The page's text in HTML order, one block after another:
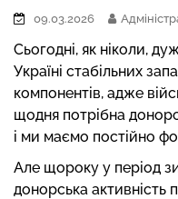
09.03.2026
Сьогодні, як ніколи,
Україні стабільних
компонентів, адже
щодня потрібна
і ми маємо постійно
Але щороку у період
донорська активність